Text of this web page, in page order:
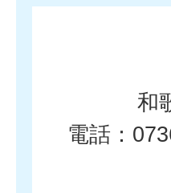
和
電話：